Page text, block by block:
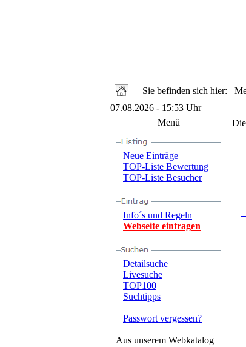
Sie befinden sich hier:
07.08.2026 - 15:53 Uhr
Menü
Neue Einträge
TOP-Liste Bewertung
TOP-Liste Besucher
Info´s und Regeln
Webseite eintragen
Detailsuche
Livesuche
TOP100
Suchtipps
Passwort vergessen?
Aus unserem Webkatalog